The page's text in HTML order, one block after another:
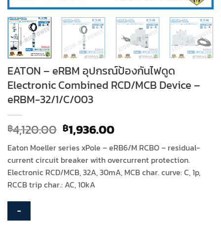
EATON – eRBM อุปกรณ์ป้องกันไฟดูด
Electronic Combined RCD/MCB Device –
eRBM-32/1/C/003
฿4,120.00 Original
price
was:
฿4,120.00.
฿1,936.00Current
price
is:
฿1,936.00.
Eaton Moeller series xPole – eRB6/M RCBO – residual-
current circuit breaker with overcurrent protection.
Electronic RCD/MCB, 32A, 30mA, MCB char. curve: C, 1p,
RCCB trip char.: AC, 10kA